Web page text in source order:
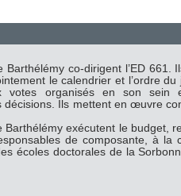
co-dirigent l’ED 661.
le calendrier et l’ordre
votes organisés en son sein
décisions. Ils mettent en œuvre
Barthélémy exécutent le budget,
de composante, à la
écoles doctorales de la